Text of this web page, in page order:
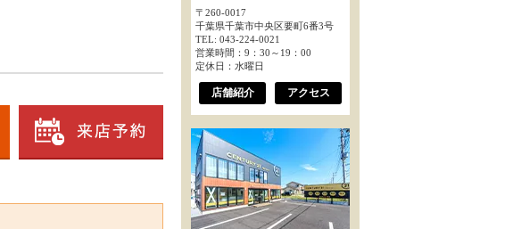
〒260-0017
千葉県千葉市中央区要町6番3号
TEL: 043-224-0021
営業時間：9：30～19：00
定休日：水曜日
店舗紹介 アクセス